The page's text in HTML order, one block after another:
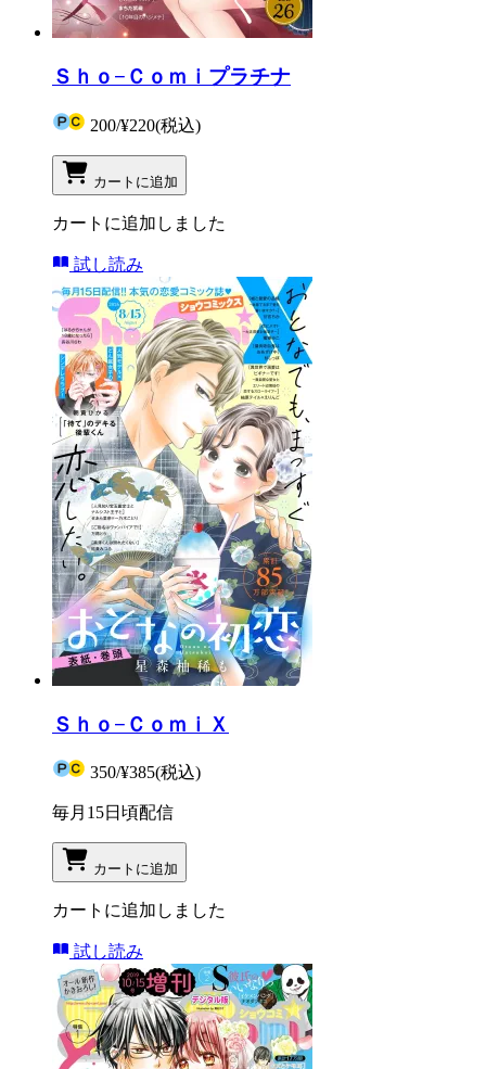
Ｓｈｏ−Ｃｏｍｉプラチナ
200/¥220(税込)
カートに追加
カートに追加しました
試し読み
Ｓｈｏ−ＣｏｍｉＸ
350/¥385(税込)
毎月15日頃配信
カートに追加
カートに追加しました
試し読み